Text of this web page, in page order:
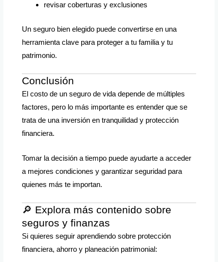
revisar coberturas y exclusiones
Un seguro bien elegido puede convertirse en una
herramienta clave para proteger a tu familia y tu
patrimonio.
Conclusión
El costo de un seguro de vida depende de múltiples
factores, pero lo más importante es entender que se
trata de una inversión en tranquilidad y protección
financiera.
Tomar la decisión a tiempo puede ayudarte a acceder
a mejores condiciones y garantizar seguridad para
quienes más te importan.
🔎 Explora más contenido sobre
seguros y finanzas
Si quieres seguir aprendiendo sobre protección
financiera, ahorro y planeación patrimonial: